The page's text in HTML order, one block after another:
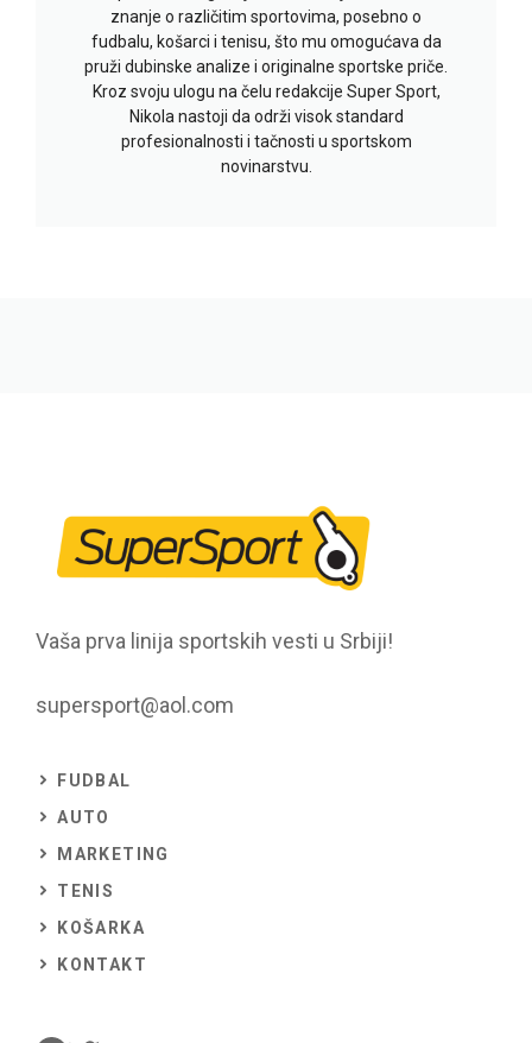
znanje o različitim sportovima, posebno o
fudbalu, košarci i tenisu, što mu omogućava da
pruži dubinske analize i originalne sportske priče.
Kroz svoju ulogu na čelu redakcije Super Sport,
Nikola nastoji da održi visok standard
profesionalnosti i tačnosti u sportskom
novinarstvu.
Vaša prva linija sportskih vesti u Srbiji!
supersport@aol.com
FUDBAL
AUTO
MARKETING
TENIS
KOŠARKA
KONTAKT